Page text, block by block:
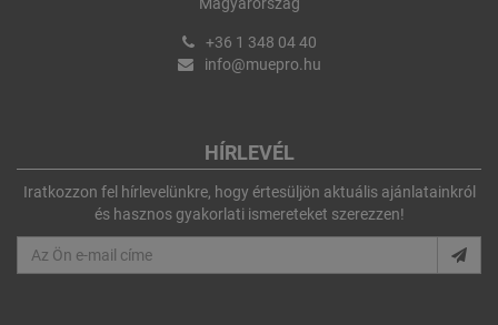
+36 1 348 04 40
info@muepro.hu
HÍRLEVÉL
Iratkozzon fel hírlevelünkre, hogy értesüljön aktuális ajánlatainkról
és hasznos gyakorlati ismereteket szerezzen!